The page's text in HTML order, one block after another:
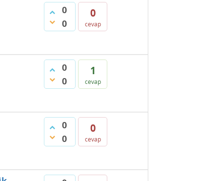
0
0
0
cevap
0
0
1
cevap
0
0
0
cevap